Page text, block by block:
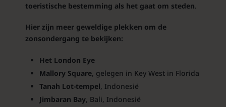
toeristische bestemming als het gaat om steden.
Hier zijn meer geweldige plekken om de
zonsondergang te bekijken:
Het London Eye
Mallory Square, gelegen in Key West in Florida
Tanah Lot-tempel, Indonesië
Jimbaran Bay, Bali, Indonesië